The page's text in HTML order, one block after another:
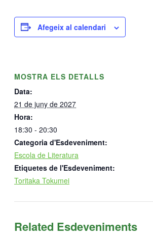
Afegeix al calendari
MOSTRA ELS DETALLS
Data:
21 de juny de 2027
Hora:
18:30 - 20:30
Categoria d'Esdeveniment:
Escola de Literatura
Etiquetes de l'Esdeveniment:
Toritaka Tokumei
Related Esdeveniments